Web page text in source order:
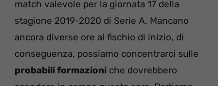
match valevole per la giornata 17 della
stagione 2019-2020 di Serie A. Mancano
ancora diverse ore al fischio di inizio, di
conseguenza, possiamo concentrarci sulle
probabili formazioni che dovrebbero